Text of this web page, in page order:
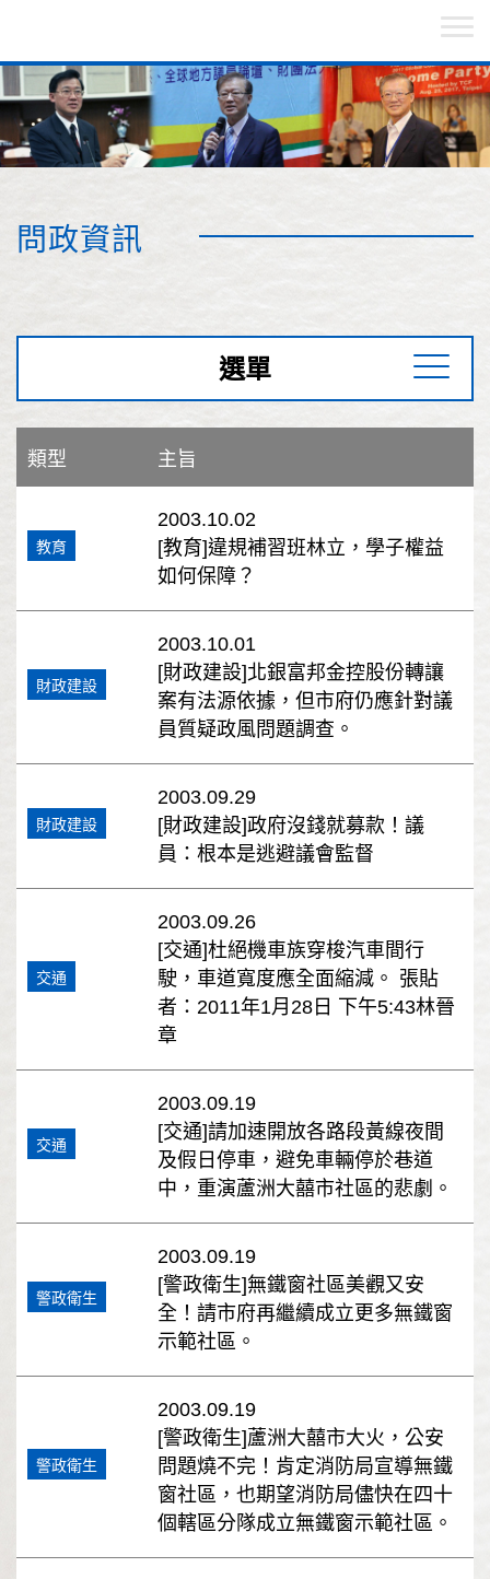
問政資訊
選單
類型 主旨
教育
2003.10.02
[教育]違規補習班林立，學子權益
如何保障？
財政建設
2003.10.01
[財政建設]北銀富邦金控股份轉讓
案有法源依據，但市府仍應針對議
員質疑政風問題調查。
財政建設
2003.09.29
[財政建設]政府沒錢就募款！議
員：根本是逃避議會監督
交通
2003.09.26
[交通]杜絕機車族穿梭汽車間行
駛，車道寬度應全面縮減。 張貼
者：2011年1月28日 下午5:43林晉
章
交通
2003.09.19
[交通]請加速開放各路段黃線夜間
及假日停車，避免車輛停於巷道
中，重演蘆洲大囍市社區的悲劇。
警政衛生
2003.09.19
[警政衛生]無鐵窗社區美觀又安
全！請市府再繼續成立更多無鐵窗
示範社區。
警政衛生
2003.09.19
[警政衛生]蘆洲大囍市大火，公安
問題燒不完！肯定消防局宣導無鐵
窗社區，也期望消防局儘快在四十
個轄區分隊成立無鐵窗示範社區。